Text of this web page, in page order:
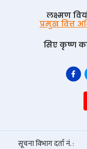
लक्ष्मण
प्रमुख वित्त
सिए कृष्ण
सूचना विभाग दर्ता नं. :